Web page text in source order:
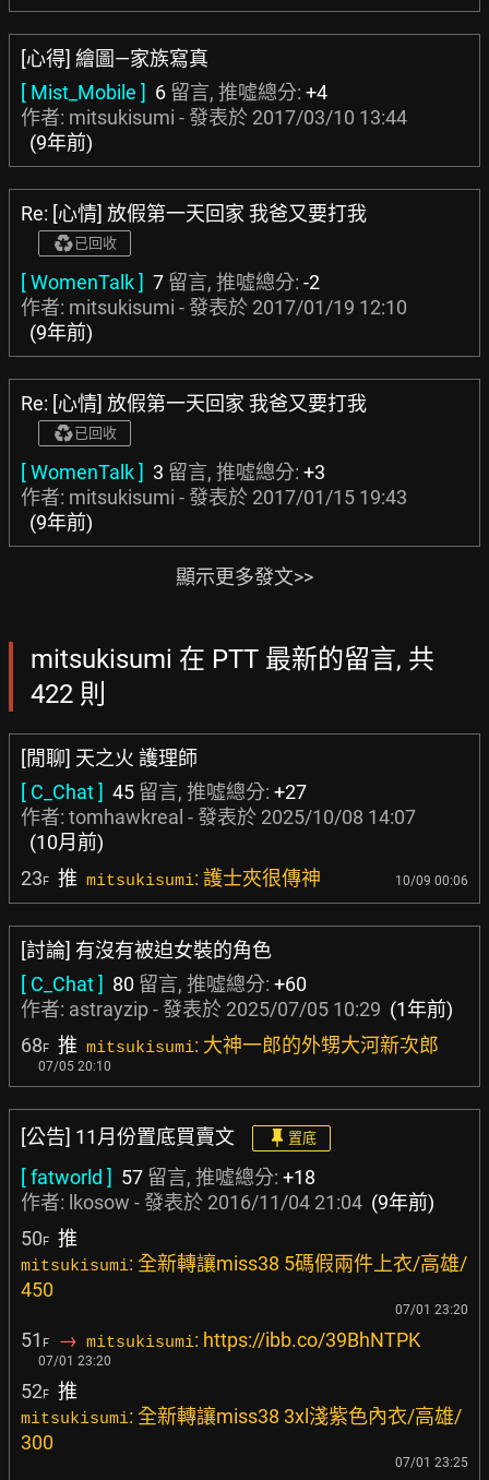
[心得] 繪圖—家族寫真
[ Mist_Mobile ] 6 留言, 推噓總分: +4
作者: mitsukisumi - 發表於 2017/03/10 13:44
(9年前)
Re: [心情] 放假第一天回家 我爸又要打我
已回收
[ WomenTalk ] 7 留言, 推噓總分: -2
作者: mitsukisumi - 發表於 2017/01/19 12:10
(9年前)
Re: [心情] 放假第一天回家 我爸又要打我
已回收
[ WomenTalk ] 3 留言, 推噓總分: +3
作者: mitsukisumi - 發表於 2017/01/15 19:43
(9年前)
顯示更多發文>>
mitsukisumi 在 PTT 最新的留言, 共
422 則
[閒聊] 天之火 護理師
[ C_Chat ] 45 留言, 推噓總分: +27
作者: tomhawkreal - 發表於 2025/10/08 14:07
(10月前)
23F 推 mitsukisumi: 護士夾很傳神 10/09 00:06
[討論] 有沒有被迫女裝的角色
[ C_Chat ] 80 留言, 推噓總分: +60
作者: astrayzip- 發表於 2025/07/05 10:29 (1年前)
68F 推 mitsukisumi: 大神一郎的外甥大河新次郎
07/05 20:10
[公告] 11月份置底買賣文 置底
[ fatworld ] 57 留言, 推噓總分: +18
作者: lkosow - 發表於 2016/11/04 21:04 (9年前)
50F 推
mitsukisumi: 全新轉讓miss38 5碼假兩件上衣/高雄/
450
07/01 23:20
51 F → mitsukisumi: https://ibb.co/39BhNTPK
07/01 23:20
52F 推
mitsukisumi: 全新轉讓miss38 3xl淺紫色內衣/高雄/
300
07/01 23:25